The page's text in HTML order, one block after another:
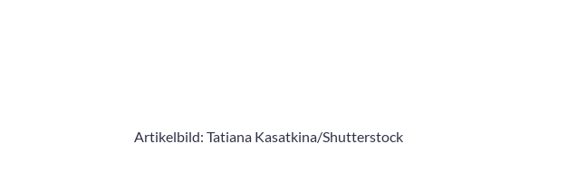
Artikelbild: Tatiana Kasatkina/Shutterstock